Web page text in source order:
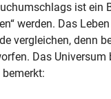
ist ein
werden. Das
vergleichen, denn
Das Universum